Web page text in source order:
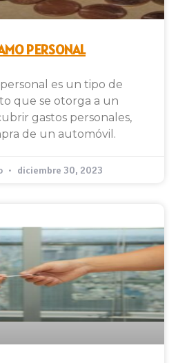
PERSONAL
es un tipo de
que se otorga a un
gastos personales,
de un automóvil.
diciembre 30, 2023